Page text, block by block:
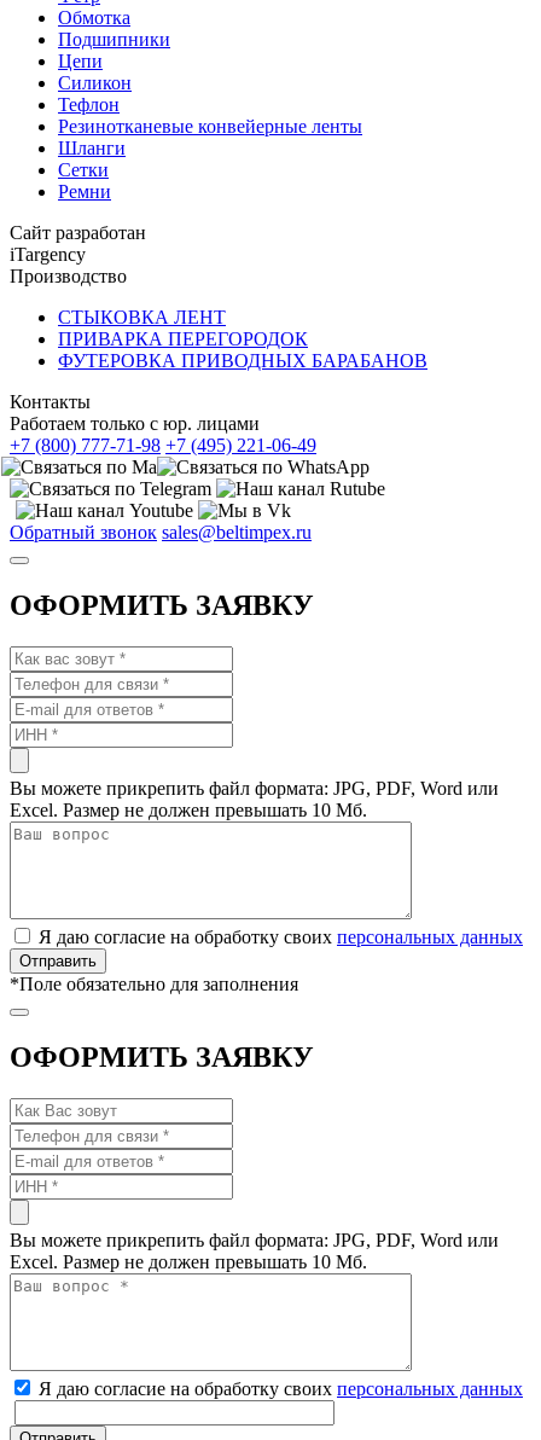
Обмотка
Подшипники
Цепи
Силикон
Тефлон
Резинотканевые конвейерные ленты
Шланги
Сетки
Ремни
Сайт разработан
iTargency
Производство
СТЫКОВКА ЛЕНТ
ПРИВАРКА ПЕРЕГОРОДОК
ФУТЕРОВКА ПРИВОДНЫХ БАРАБАНОВ
Контакты
Работаем только с юр. лицами
+7 (800) 777-71-98 +7 (495) 221-06-49
Обратный звонок sales@beltimpex.ru
ОФОРМИТЬ ЗАЯВКУ
Вы можете прикрепить файл формата: JPG, PDF, Word или
Excel. Размер не должен превышать 10 Мб.
Я даю согласие на обработку своих персональных данных
*Поле обязательно для заполнения
ОФОРМИТЬ ЗАЯВКУ
Вы можете прикрепить файл формата: JPG, PDF, Word или
Excel. Размер не должен превышать 10 Мб.
Я даю согласие на обработку своих персональных данных